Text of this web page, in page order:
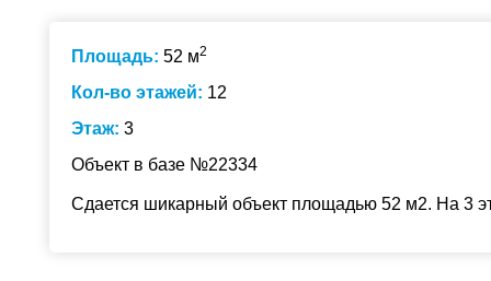
Площадь: 52 м2
Кол-во этажей: 12
Этаж: 3
Объект в базе №22334
Сдается шикарный объект площадью 52 м2. На 3